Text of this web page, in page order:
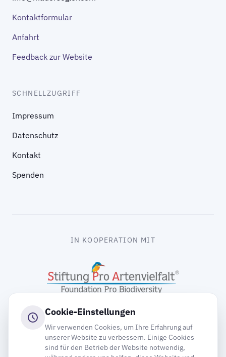
Kontaktformular
Anfahrt
Feedback zur Website
SCHNELLZUGRIFF
Impressum
Datenschutz
Kontakt
Spenden
IN KOOPERATION MIT
Cookie-Einstellungen
Wir verwenden Cookies, um Ihre Erfahrung auf
unserer Website zu verbessern. Einige Cookies
sind für den Betrieb der Website notwendig,